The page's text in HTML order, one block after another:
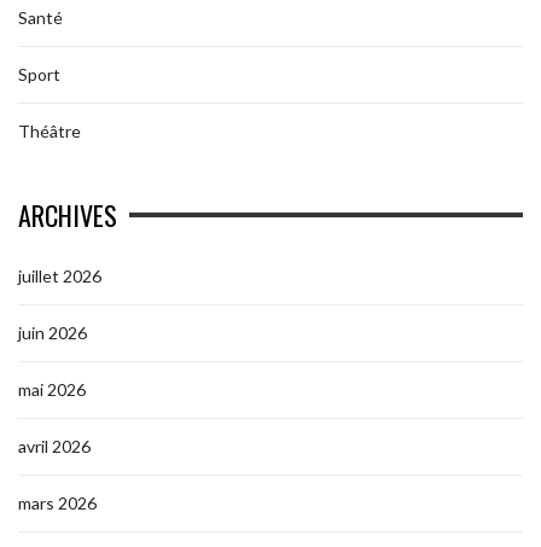
Santé
Sport
Théâtre
ARCHIVES
juillet 2026
juin 2026
mai 2026
avril 2026
mars 2026